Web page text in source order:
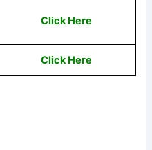
Click Here
Click Here